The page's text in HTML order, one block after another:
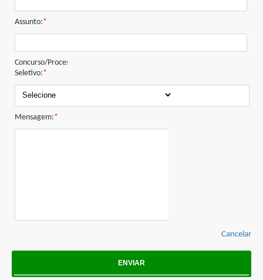
Busca:
Assunto:*
Concurso/Processo
Seletivo:*
Mensagem:*
Cancelar
ENVIAR